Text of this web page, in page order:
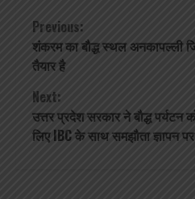
Continue
Reading
Previous:
शंकरम का बौद्ध स्थल अनकापल्ली
तैयार है
Next:
उत्तर प्रदेश सरकार ने बौद्ध
लिए IBC के साथ समझौता ज्ञापन पर